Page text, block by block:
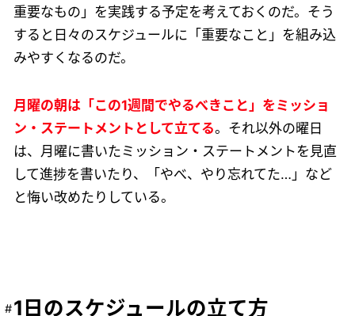
重要なもの」を実践する予定を考えておくのだ。そう
すると日々のスケジュールに「重要なこと」を組み込
みやすくなるのだ。
月曜の朝は「この1週間でやるべきこと」をミッショ
ン・ステートメントとして立てる。それ以外の曜日
は、月曜に書いたミッション・ステートメントを見直
して進捗を書いたり、「やべ、やり忘れてた…」など
と悔い改めたりしている。
1日のスケジュールの立て方